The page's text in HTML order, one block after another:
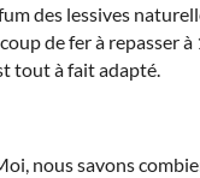
des lessives
de fer à repasser
tout à fait adapté.
nous savons